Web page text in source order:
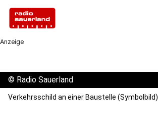
Anzeige
© Radio Sauerland
Verkehrsschild an einer Baustelle (Symbolbild).